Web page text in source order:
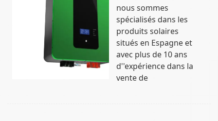
nous sommes
spécialisés dans les
produits solaires
situés en Espagne et
avec plus de 10 ans
d''expérience dans la
vente de